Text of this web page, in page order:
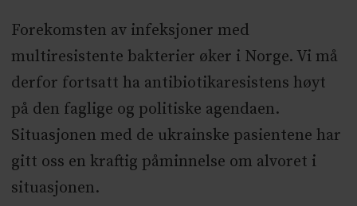
Forekomsten av infeksjoner med
multiresistente bakterier øker i Norge. Vi må
derfor fortsatt ha antibiotikaresistens høyt
på den faglige og politiske agendaen.
Situasjonen med de ukrainske pasientene har
gitt oss en kraftig påminnelse om alvoret i
situasjonen.